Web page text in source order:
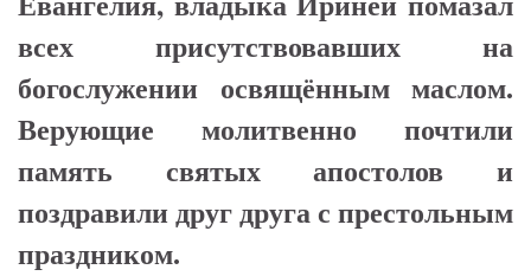
всех присутствовавших на
богослужении освящённым маслом.
Верующие молитвенно почтили
память святых апостолов и
поздравили друг друга с престольным
праздником.